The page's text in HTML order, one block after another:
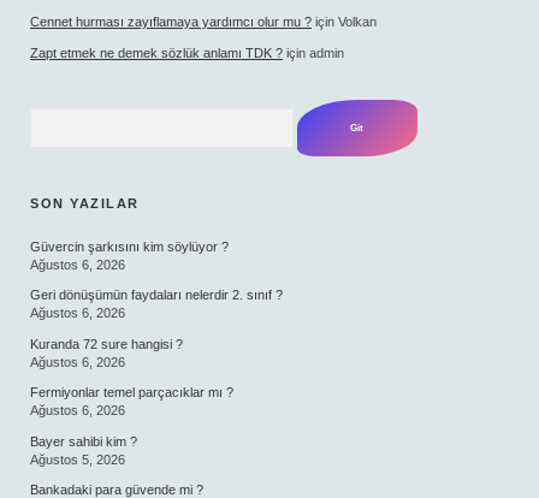
Cennet hurması zayıflamaya yardımcı olur mu ? için Volkan
Zapt etmek ne demek sözlük anlamı TDK ? için admin
SON YAZILAR
Güvercin şarkısını kim söylüyor ?
Ağustos 6, 2026
Geri dönüşümün faydaları nelerdir 2. sınıf ?
Ağustos 6, 2026
Kuranda 72 sure hangisi ?
Ağustos 6, 2026
Fermiyonlar temel parçacıklar mı ?
Ağustos 6, 2026
Bayer sahibi kim ?
Ağustos 5, 2026
Bankadaki para güvende mi ?